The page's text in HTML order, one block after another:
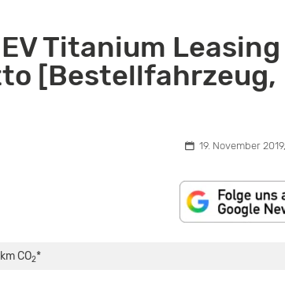
Titanium Leasing
[Bestellfahrzeug,
19. November
CO2*